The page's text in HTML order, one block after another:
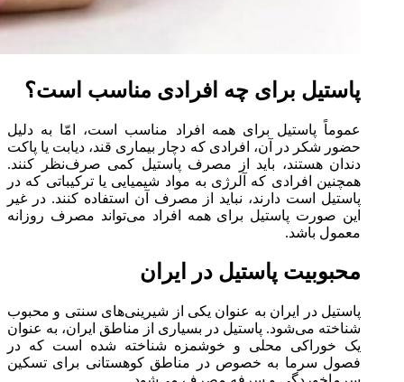
پاستیل برای چه افرادی مناسب است؟
عموماً پاستیل برای همه افراد مناسب است، امّا به دلیل
حضور شکر در آن، افرادی که دچار بیماری قند، دیابت یا پاکت
دندان هستند، باید از مصرف پاستیل کمی صرف‌نظر کنند.
همچنین افرادی که آلرژی به مواد شیمیایی یا ترکیباتی که در
پاستیل است دارند، نباید از مصرف آن استفاده کنند. در غیر
این صورت پاستیل برای همه افراد می‌تواند مصرف روزانه
معمول باشد.
محبوبیت پاستیل در ایران
پاستیل در ایران به عنوان یکی از شیرینی‌های سنتی و محبوب
شناخته می‌شود. پاستیل در بسیاری از مناطق ایران، به عنوان
یک خوراکی محلی و خوشمزه شناخته شده است که در
فصول سرما به خصوص در مناطق کوهستانی برای تسکین